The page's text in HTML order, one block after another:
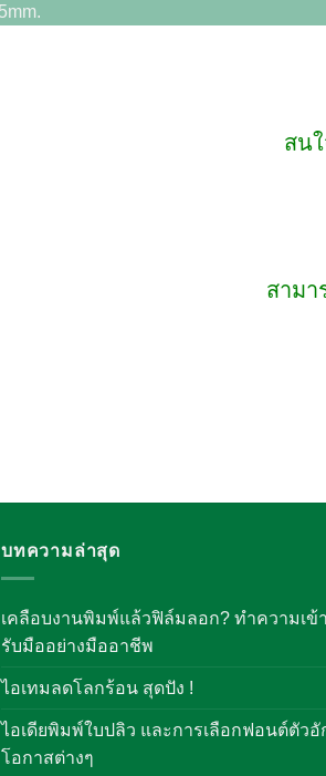
สน
สามา
บทความล่าสุด
เคลือบงานพิมพ์แล้วฟิล์มลอก? ทำความเข้
รับมืออย่างมืออาชีพ
ไอเทมลดโลกร้อน สุดปัง !
ไอเดียพิมพ์ใบปลิว และการเลือกฟอนต์ตัวอั
โอกาสต่างๆ